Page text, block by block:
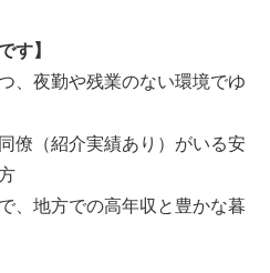
す】
、夜勤や残業のない環境でゆ
僚（紹介実績あり）がいる安
、地方での高年収と豊かな暮